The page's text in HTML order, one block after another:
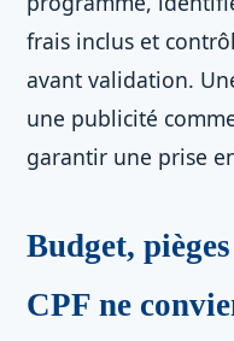
frais inclus et
avant validation.
une publicité
garantir une prise
Budget,
CPF ne